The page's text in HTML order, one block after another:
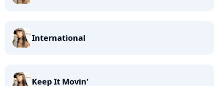
International
Keep It Movin'